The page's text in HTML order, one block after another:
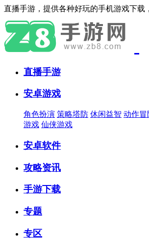
直播手游，提供各种好玩的手机游戏下载
直播手游
安卓游戏
角色扮演 策略塔防 休闲益智 动作冒
游戏 仙侠游戏
安卓软件
攻略资讯
手游下载
专题
专区